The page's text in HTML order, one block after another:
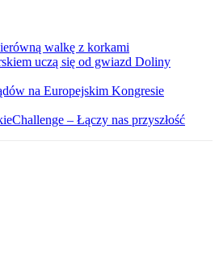
walkę z korkami
uczą się od gwiazd Doliny
na Europejskim Kongresie
– Łączy nas przyszłość